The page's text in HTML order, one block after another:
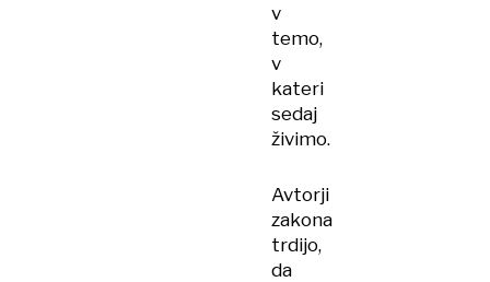
v
temo,
v
kateri
sedaj
živimo.
Avtorji
zakona
trdijo,
da